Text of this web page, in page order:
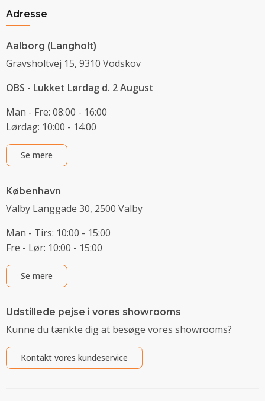
Adresse
Aalborg (Langholt)
Gravsholtvej 15, 9310 Vodskov
OBS - Lukket Lørdag d. 2 August
Man - Fre: 08:00 - 16:00
Lørdag: 10:00 - 14:00
Se mere
København
Valby Langgade 30, 2500 Valby
Man - Tirs: 10:00 - 15:00
Fre - Lør: 10:00 - 15:00
Se mere
Udstillede pejse i vores showrooms
Kunne du tænkte dig at besøge vores showrooms?
Kontakt vores kundeservice